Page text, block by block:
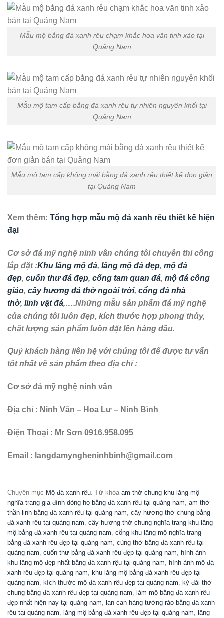
Mẫu mộ bằng đá xanh rêu chạm khắc hoa văn tinh xảo tại
Quảng Nam
Mẫu mộ tam cấp bằng đá xanh rêu tự nhiên nguyên khối tại
Quảng Nam
Mẫu mộ tam cấp không mái bằng đá xanh rêu thiết kế đơn giản
tại Quảng Nam
Xem thêm: Tổng hợp mẫu mộ đá xanh rêu thiết kế hiện
đại
Cơ sở đá mỹ nghệ ninh vân chúng tôi chuyên thi công
lắp đặt :Khu lăng mộ đá, lăng mộ đá đẹp, mộ đá
đẹp, cuốn thư đá đẹp, cổng tam quan đá, mộ đá công
giáo, cây hương đá thờ ngoài trời, cổng đá nhà
thờ, linh vật đá,….Những mẫu sản phẩm đá mỹ nghệ
của chúng tôi luôn đẹp, kích thước hợp phong thủy,
chất lượng sản phẩm luôn đặt lên hàng đầu.
Quý khách hàng liên hệ với chúng tôi để được tư vấn
tốt nhất về sản phẩm theo địa chỉ :
Cơ sở đá mỹ nghệ ninh vân
Địa chỉ : Ninh Vân – Hoa Lư – Ninh Bình
Điện Thoại : Mr Sơn 0916.958.095
Email : langdamyngheninhbinh@gmail.com
Chuyên mục Mộ đá xanh rêu . Từ khóa am thờ chung khu lăng mộ
nghĩa trang gia đình dòng họ bằng đá xanh rêu tại quảng nam am thờ
thần linh bằng đá xanh rêu tại quảng nam cây hương thờ chung bằng
đá xanh rêu tại quảng nam cây hương thờ chung nghĩa trang khu lăng
mộ bằng đá xanh rêu tại quảng nam cổng khu lăng mộ nghĩa trang
bằng đá xanh rêu đẹp tại quảng nam củng thờ bằng đá xanh rêu tại
quảng nam cuốn thư bằng đá xanh rêu đẹp tại quảng nam
hình ảnh
khu lăng mộ đẹp nhất bằng đá xanh rệu tại quảng nam
hình ảnh mộ đá
xanh rêu đẹp tại quảng nam
khu lăng mộ bằng đá xanh rêu đẹp tại
quảng nam
kích thước mộ đá xanh rêu đẹp tại quảng nam
kỳ đài thờ
chung bằng đá xanh rêu đẹp tại quảng nam
làm mộ bằng đá xanh rêu
đẹp nhất hiện nay tại quảng nam
lan can hàng tường rào bằng đá xanh
rêu tại quảng nam
lăng mộ bằng đá xanh rêu đẹp tại quảng nam
lăng